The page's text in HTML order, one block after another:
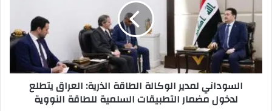
الذرية:
العراق
يتطلع
لدخول
مضمار
التطبيقات
السلمية
السوداني لمدير الوكالة الطاقة الذرية: العراق يتطلع
لدخول مضمار التطبيقات السلمية للطاقة النووية